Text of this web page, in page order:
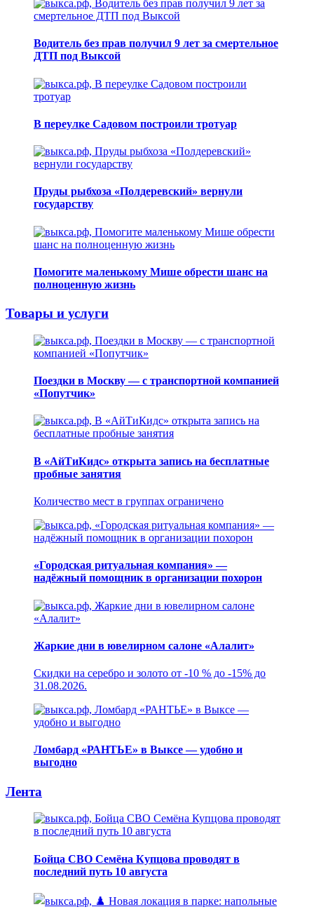
Водитель без прав получил 9 лет за смертельное
ДТП под Выксой
В переулке Садовом построили тротуар
Пруды рыбхоза «Полдеревский» вернули
государству
Помогите маленькому Мише обрести шанс на
полноценную жизнь
Товары и услуги
Поездки в Москву — с транспортной компанией
«Попутчик»
В «АйТиКидс» открыта запись на бесплатные
пробные занятия
Количество мест в группах ограничено
«Городская ритуальная компания» —
надёжный помощник в организации похорон
Жаркие дни в ювелирном салоне «Алалит»
Скидки на серебро и золото от -10 % до -15% до
31.08.2026.
Ломбард «РАНТЬЕ» в Выксе — удобно и
выгодно
Лента
Бойца СВО Семёна Купцова проводят в
последний путь 10 августа